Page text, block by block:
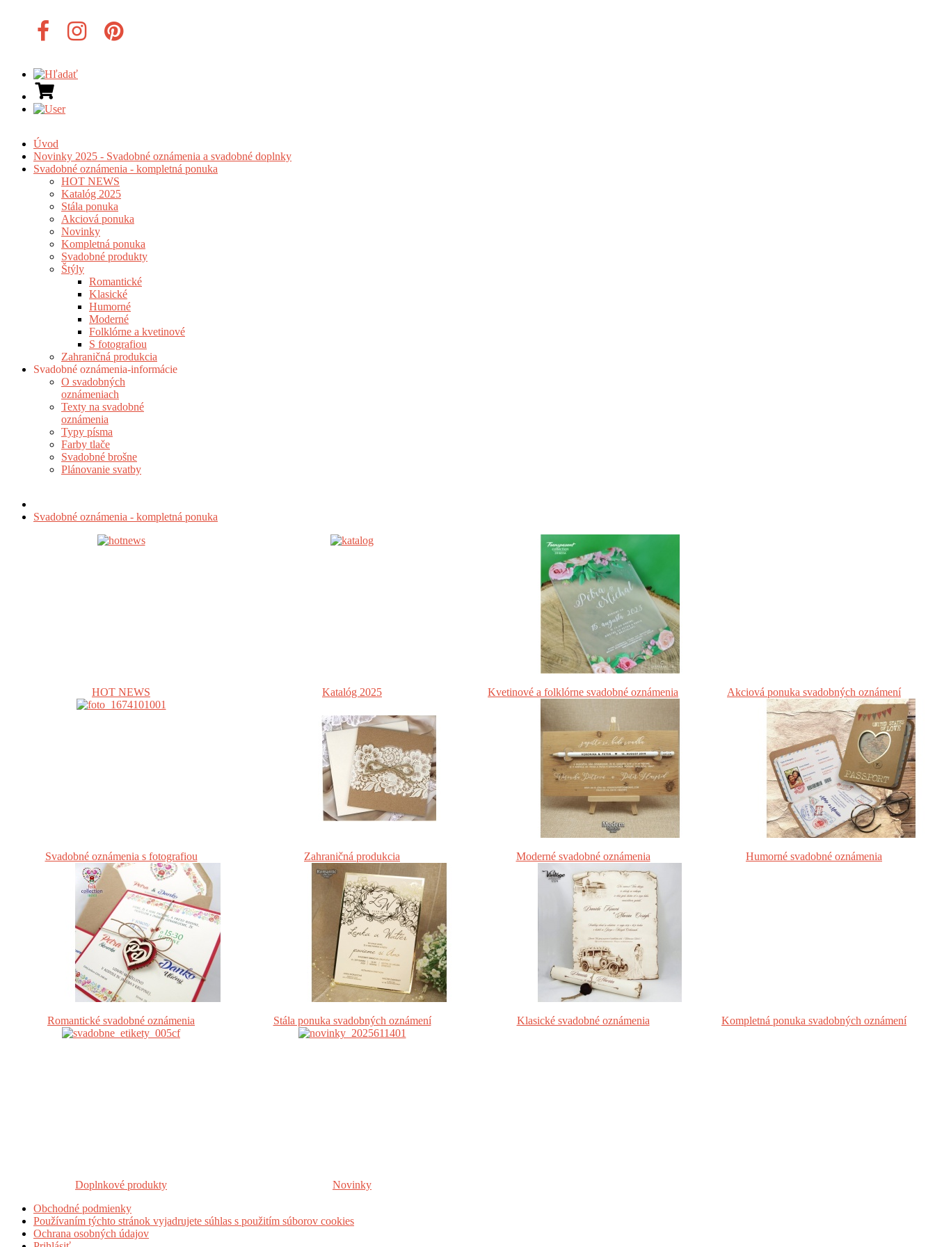
Úvod
Novinky 2025 - Svadobné oznámenia a svadobné doplnky
Svadobné oznámenia - kompletná ponuka
HOT NEWS
Katalóg 2025
Stála ponuka
Akciová ponuka
Novinky
Kompletná ponuka
Svadobné produkty
Štýly
Romantické
Klasické
Humorné
Moderné
Folklórne a kvetinové
S fotografiou
Zahraničná produkcia
Svadobné oznámenia-informácie
O svadobných
oznámeniach
Texty na svadobné
oznámenia
Typy písma
Farby tlače
Svadobné brošne
Plánovanie svatby
Svadobné oznámenia - kompletná ponuka
HOT NEWS Katalóg 2025 Kvetinové a folklórne svadobné oznámenia Akciová ponuka svadobných oznámení
Svadobné oznámenia s fotografiou Zahraničná produkcia Moderné svadobné oznámenia Humorné svadobné oznámenia
Romantické svadobné oznámenia Stála ponuka svadobných oznámení Klasické svadobné oznámenia Kompletná ponuka svadobných oznámení
Doplnkové produkty
Novinky
Obchodné podmienky
Používaním týchto stránok vyjadrujete súhlas s použitím súborov cookies
Ochrana osobných údajov